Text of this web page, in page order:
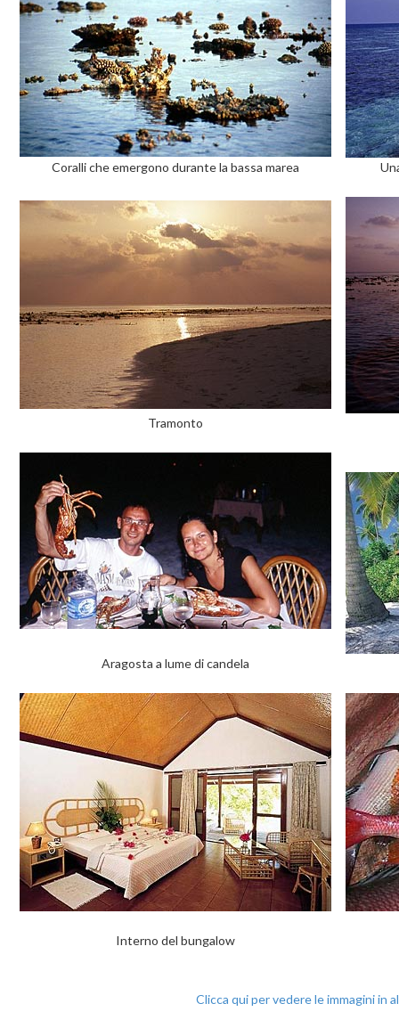
Coralli che emergono durante la bassa marea
Tramonto
Aragosta a lume di candela
Interno del bungalow
Clicca qui per vedere le immagini in